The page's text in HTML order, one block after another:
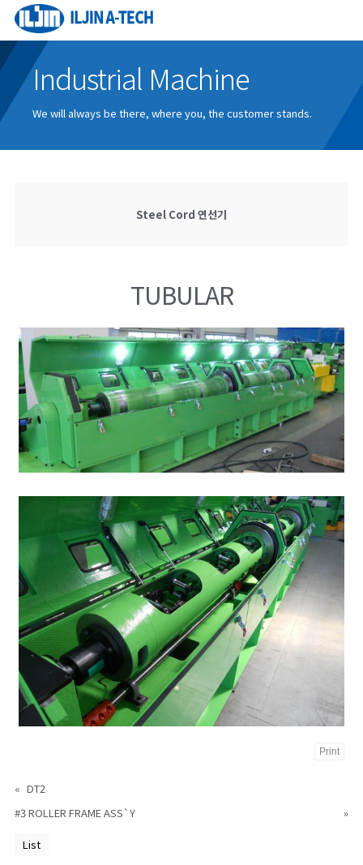
Industrial Machine
We will always be there, where you, the customer stands.
Steel Cord 연선기
TUBULAR
Print
« DT2
#3 ROLLER FRAME ASS`Y
»
List